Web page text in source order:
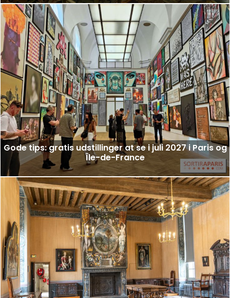
Gode tips: gratis udstillinger at se i juli 2027 i Paris og
Île-de-France